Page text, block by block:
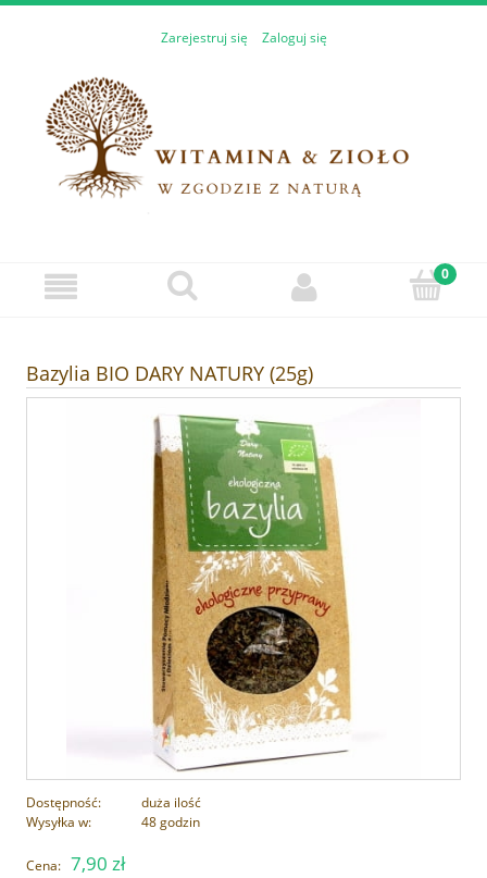
Zarejestruj się Zaloguj się
Bazylia BIO DARY NATURY (25g)
Dostępność:
duża ilość
Wysyłka w:
48 godzin
Cena: 7,90 zł